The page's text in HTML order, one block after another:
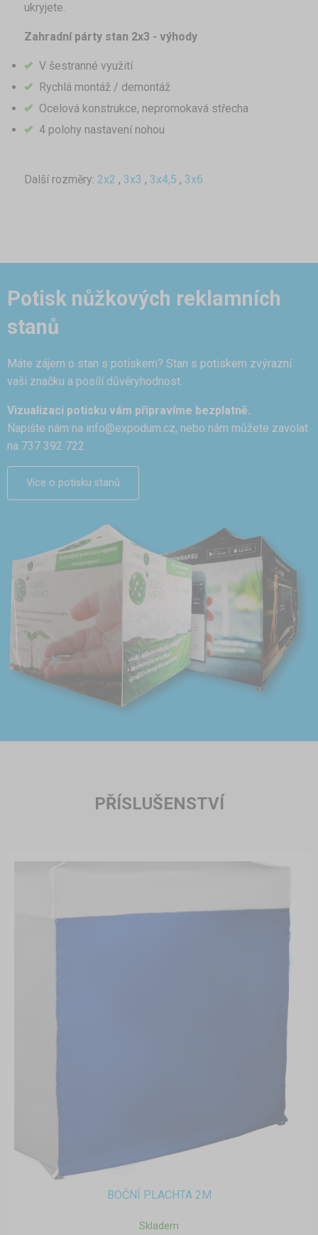
ukryjete.
Zahradní párty stan 2x3 - výhody
V šestranné využití
Rychlá montáž / demontáž
Ocelová konstrukce, nepromokavá střecha
4 polohy nastavení nohou
Další rozměry: 2x2 , 3x3 , 3x4,5 , 3x6
Potisk nůžkových reklamních
stanů
Máte zájem o stan s potiskem? Stan s potiskem zvýrazní
vaši značku a posílí důvěryhodnost.
Vizualizaci potisku vám připravíme bezplatně.
Napište nám na info@expodum.cz, nebo nám můžete zavolat
na 737 392 722
Více o potisku stanů
PŘÍSLUŠENSTVÍ
BOČNÍ PLACHTA 2M
Skladem